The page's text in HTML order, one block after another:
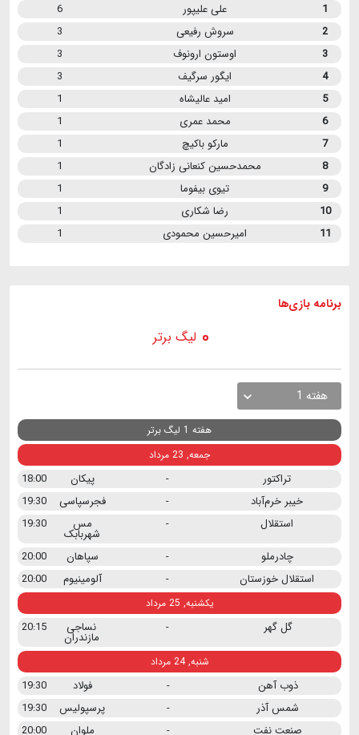
1 علی علیپور
6
2
سروش رفیعی
3
3
اوستون ارونوف
3
4
ایگور سرگیف
3
5
امید عالیشاه
1
6
محمد عمری
1
7
مارکو باکیچ
1
8
محمدحسین کنعانی زادگان
1
9
تیوی بیفوما
1
10
رضا شکاری
1
11
امیرحسین محمودی 1
برنامه بازی ها
لیگ برتر
هفته 1
هفته 1 لیگ برتر
جمعه, 23 مرداد
تراکتور - پیکان
18:00
خیبر خرم‌آباد
- فجرسپاسی
19:30
استقلال
- مس
شهربابک
19:30
چادرملو
- سپاهان
20:00
استقلال خوزستان
- آلومینیوم 20:00
یکشنبه, 25 مرداد
گل گهر - نساجی
مازندران
20:15
شنبه, 24 مرداد
ذوب آهن - فولاد
19:30
شمس آذر
- پرسپولیس
19:30
صنعت نفت
- ملوان 20:00